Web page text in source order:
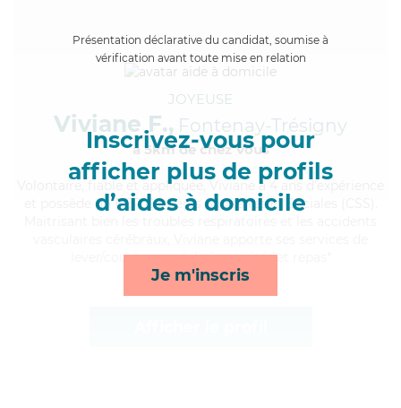
Présentation déclarative du candidat, soumise à
vérification avant toute mise en relation
Inscrivez-vous pour
afficher plus de profils
d’aides à domicile
Je m'inscris
JOYEUSE
Viviane F., Fontenay-Trésigny
à 5km de chez Vous
, fiable et appliquée, Viviane a 4 ans d'expérience
et possède un BEP Carrières Sanitaires et Sociales (CSS).
lever/coucher, mobilité, activités et repas*